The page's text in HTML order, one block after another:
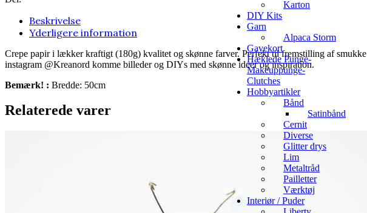
Karton
DIY Kits
Garn
Alpaca Storm
Gavekort
Hæklede Punge-
Makeuppunge-
Clutches
Hobbyartikler
Bånd
Satinbånd
Cernit
Diverse
Glitter drys
Lim
Metaltråd
Pailletter
Værktøj
Interiør / Puder
Beskrivelse
Yderligere information
Crepe papir i lækker kraftigt (180g) kvalitet og skønne farver. Perfekt til fremstilling af
instagram @Kreanord komme billeder og DIYs med skønne ideer og inspiration.
Bemærk! : Bredde: 50cm
Relaterede varer